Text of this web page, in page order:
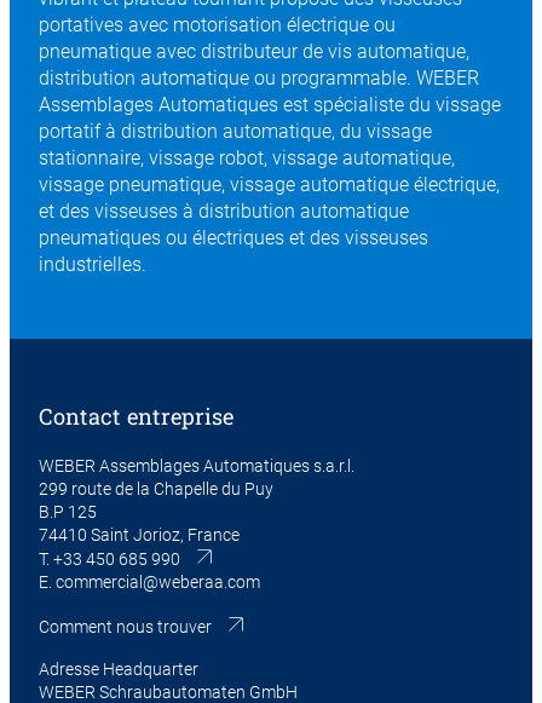
portatives avec motorisation électrique ou
pneumatique avec distributeur de vis automatique,
distribution automatique ou programmable. WEBER
Assemblages Automatiques est spécialiste du vissage
portatif à distribution automatique, du vissage
stationnaire, vissage robot, vissage automatique,
vissage pneumatique, vissage automatique électrique,
et des visseuses à distribution automatique
pneumatiques ou électriques et des visseuses
industrielles.
Contact entreprise
WEBER Assemblages Automatiques s.a.r.l.
299 route de la Chapelle du Puy
B.P 125
74410 Saint Jorioz, France
T. +33 450 685 990
E. commercial@weberaa.com
Comment nous trouver
Adresse Headquarter
WEBER Schraubautomaten GmbH